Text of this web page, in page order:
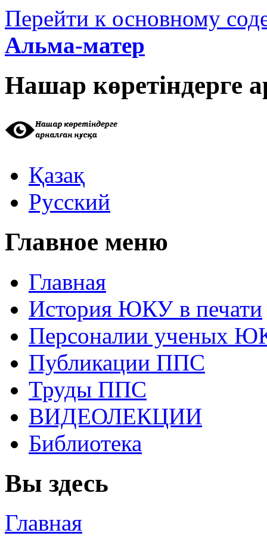
Перейти к основному
Альма-матер
Нашар көретіндерге
Қазақ
Русский
Главное меню
Главная
История ЮКУ в печати
Персоналии ученых
Публикации ППС
Труды ППС
ВИДЕОЛЕКЦИИ
Библиотека
Вы здесь
Главная